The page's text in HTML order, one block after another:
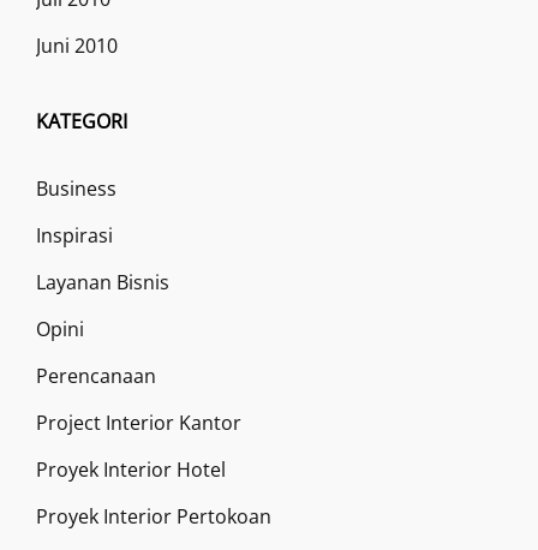
Juni 2010
KATEGORI
Business
Inspirasi
Layanan Bisnis
Opini
Perencanaan
Project Interior Kantor
Proyek Interior Hotel
Proyek Interior Pertokoan